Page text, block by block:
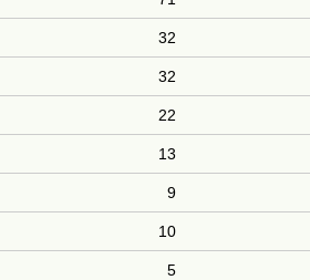
32
32
22
13
9
10
5